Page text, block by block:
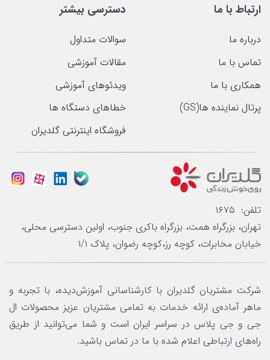
ارتباط با ما
درباره ما
تماس با ما
همکاری با ما
پرتال نماینده ها(GS)
دسترسی بیشتر
سوالات متداول
مقالات آموزشی
ویدئوهای آموزشی
خطاهای دستگاه ها
فروشگاه اینترنتی گلدیران
تلفن: ۱۶۷۵
تهران، بزرگراه همت، بزرگراه باکری جنوب، اولین دسترسی محلی،
خیابان مخابرات، کوچه رز،کوچه رضوان، پلاک ۱/۱
شرکت مشتریان گلدیران با کارشناسانی آموزش‌دیده، با تجربه و
ماهر آماده‌ی ارائه خدمات به تمامی مشتریان عزیز محصولات ال
جی و جی پلاس در سراسر ایران است و شما می‌توانید از طریق
راه‌های ارتباطی اعلام شده با ما در تماس باشید.